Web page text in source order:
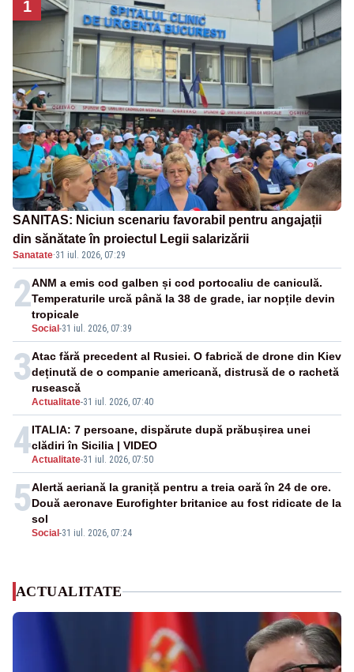
1
SANITAS: Niciun scenariu favorabil pentru angajații
din sănătate în proiectul Legii salarizării
Sanatate·31 iul. 2026, 07:29
2
Social -31 iul. 2026, 07:39
ANM a emis cod galben și cod portocaliu de caniculă.
Temperaturile urcă până la 38 de grade, iar nopțile devin
tropicale
3
Actualitate-31 iul. 2026, 07:40
Atac fără precedent al Rusiei. O fabrică de drone din Kiev
deținută de o companie americană, distrusă de o rachetă
rusească
4Actualitate-31 iul. 2026, 07:50
ITALIA: 7 persoane, dispărute după prăbușirea unei
clădiri în Sicilia | VIDEO
5
Social -31 iul. 2026, 07:24
Alertă aeriană la graniță pentru a treia oară în 24 de ore.
Două aeronave Eurofighter britanice au fost ridicate de la
sol
ACTUALITATE